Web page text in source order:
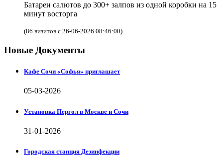
Батареи салютов до 300+ залпов из одной коробки на 15
минут восторга
(86 визитов с 26-06-2026 08:46:00)
Новые Документы
Кафе Сочи «Софья» приглашает
05-03-2026
Установка Пергол в Москве и Сочи
31-01-2026
Городская станция Дезинфекции